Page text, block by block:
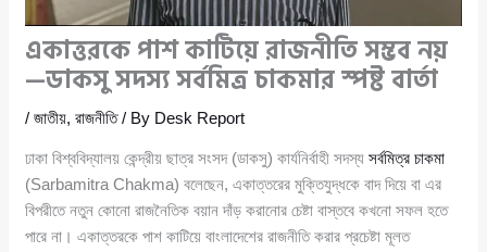
একাত্তরকে পাশ কাটিয়ে রাজনীতি সম্ভব নয়
—ডাকসু সদস্য সর্বমিত্র চাকমার স্পষ্ট বার্তা
/জাতীয়,রাজনীতি/ By Desk Report
ঢাকা বিশ্ববিদ্যালয় কেন্দ্রীয় ছাত্র সংসদ (ডাকসু) কার্যনির্বাহী সদস্যসর্বমিত্র চাকমা
(Sarbamitra Chakma) বলেছেন, একাত্তরের মুক্তিযুদ্ধকে বাদ দিয়ে বা এর
বিপরীতে নতুন কোনো রাজনৈতিক বয়ান দাঁড় করানোর চেষ্টা বাস্তবে কখনো সফল হতে
পারে না। একাত্তরকে পাশ কাটিয়ে বাংলাদেশের রাজনীতি করার প্রচেষ্টা মূলত